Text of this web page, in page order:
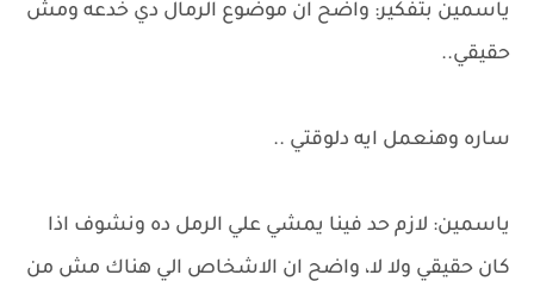
ياسمين بتفكير: واضح ان موضوع الرمال دي خدعه ومش
حقيقي..
ساره وهنعمل ايه دلوقتي ..
ياسمين: لازم حد فينا يمشي علي الرمل ده ونشوف اذا
كان حقيقي ولا لا، واضح ان الاشخاص الي هناك مش من